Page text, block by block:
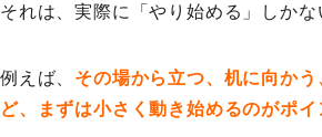
それは、実際に「やり始める」しかな
例えば、 その場から立つ、机に向か
ど、まずは小さく動き始めるのがポイ